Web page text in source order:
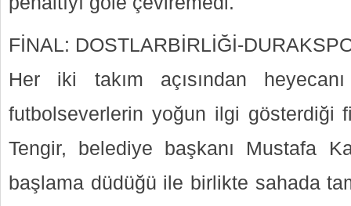
FİNAL: DOSTLARBİRLİĞİ-
Her iki takım açısından
futbolseverlerin yoğun ilgi gösterdiği
Tengir, belediye başkanı Mustafa
başlama düdüğü ile birlikte sahada